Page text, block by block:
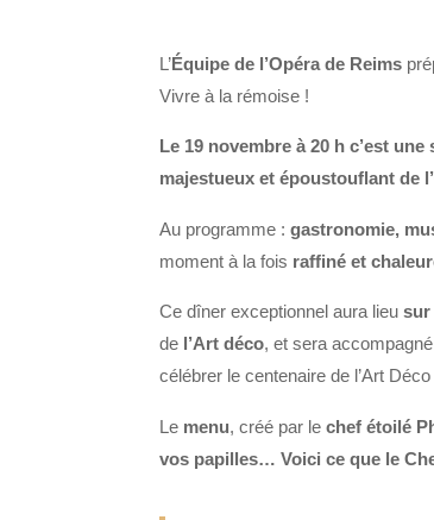
L’Équipe de l’Opéra de Reims
Vivre à la rémoise !
Le 19 novembre à 20 h c’est
majestueux et époustouflant de
Au programme :gastronomie,
moment à la fois raffiné et
Ce dîner exceptionnel aura lieusur
de l’Art déco, et sera
célébrer le centenaire de l’Art
Le menu, créé par lechef étoilé
vos papilles… Voici ce que le